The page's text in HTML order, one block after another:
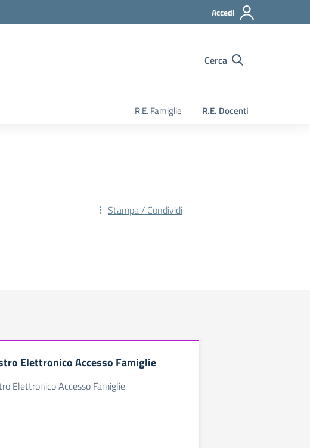
Accedi
Cerca
R.E. Famiglie R.E. Docenti
Stampa / Condividi
Elettronico Accesso Famiglie
Elettronico Accesso Famiglie